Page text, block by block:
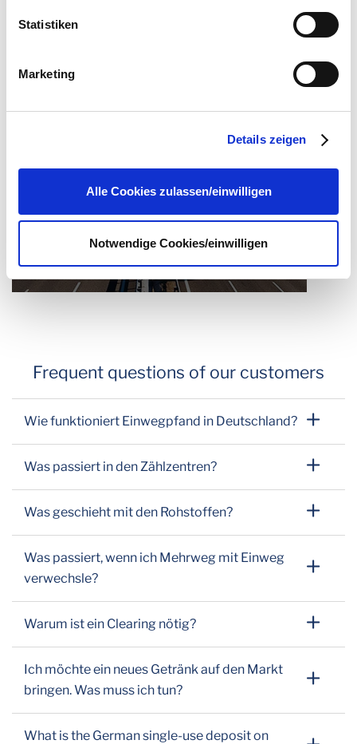
Sie in die Datenübertragung in Drittstaaten ein. Erst wenn
von Drittanbietern nachgeladen. Ihre IP-Adresse wird
dabei an externe Server übertragen. Über den
datenschutz@interzero.dejederzeit
widerrufen. Näheres dazu erfahren Sie in unserer
Datenschutzerklärung.
Statistiken
Marketing
Details zeigen
Alle Cookies zulassen/einwilligen
Notwendige Cookies/einwilligen
Frequent questions of our customers
Wie funktioniert Einwegpfand in Deutschland?
Was passiert in den Zählzentren?
Was geschieht mit den Rohstoffen?
Was passiert, wenn ich Mehrweg mit Einweg
verwechsle?
Warum ist ein Clearing nötig?
Ich möchte ein neues Getränk auf den Markt
bringen. Was muss ich tun?
What is the German single-use deposit on